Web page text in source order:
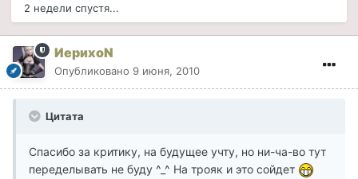
2 недели спустя...
ИерихоN
Опубликовано 9 июня, 2010
Цитата
Спасибо за критику, на будущее учту, но ни-ча-во тут
переделывать не буду ^_^ На трояк и это сойдет